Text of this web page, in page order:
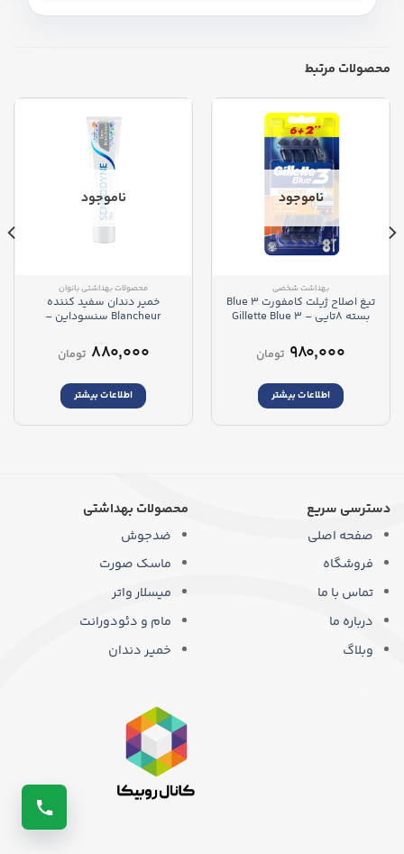
محصولات مرتبط
ناموجود
بهداشت شخصی
تیغ اصلاح ژیلت کامفورت Blue 3
بسته 8تایی – Gillette Blue 3
۹۸۰,۰۰۰ تومان
اطلاعات بیشتر
ناموجود
محصولات بهداشتی بانوان
خمیر دندان سفید کننده
Blancheur سنسوداین –
Toothpaste
۸۸۰,۰۰۰ تومان
اطلاعات بیشتر
دسترسی سریع
صفحه اصلی
فروشگاه
تماس با ما
درباره ما
وبلاگ
محصولات بهداشتی
ضدجوش
ماسک صورت
میسلار واتر
مام و دئودورانت
خمیر دندان